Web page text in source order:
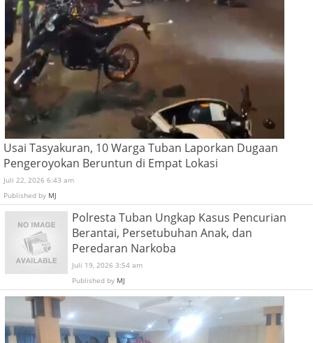
Usai Tasyakuran, 10 Warga Tuban Laporkan Dugaan
Pengeroyokan Beruntun di Empat Lokasi
Juli 22, 2026 6:43 am
Published by MJ
Polresta Tuban Ungkap Kasus Pencurian
Berantai, Persetubuhan Anak, dan
Peredaran Narkoba
Juli 19, 2026 3:54 am
Published by MJ